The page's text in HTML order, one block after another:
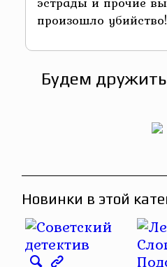
произошло
Будем
Новинки в этой